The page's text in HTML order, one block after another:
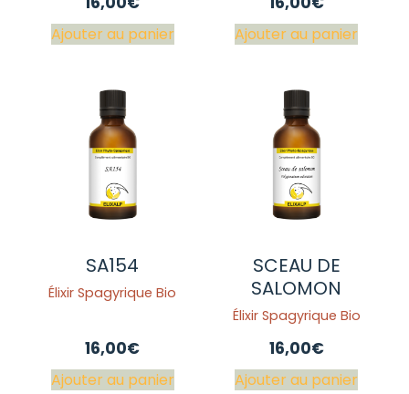
Ajouter au panier Ajouter au panier
SA154
Élixir Spagyrique Bio
16,00€
Ajouter au panier
SCEAU DE
SALOMON
Élixir Spagyrique Bio
16,00€
Ajouter au panier